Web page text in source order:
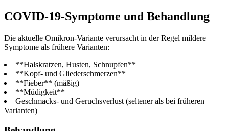
COVID-19-Symptome und Behandlung
Die aktuelle Omikron-Variante verursacht in der Regel mildere
Symptome als frühere Varianten:
**Halskratzen, Husten, Schnupfen**
**Kopf- und Gliederschmerzen**
**Fieber** (mäßig)
**Müdigkeit**
Geschmacks- und Geruchsverlust (seltener als bei früheren
Varianten)